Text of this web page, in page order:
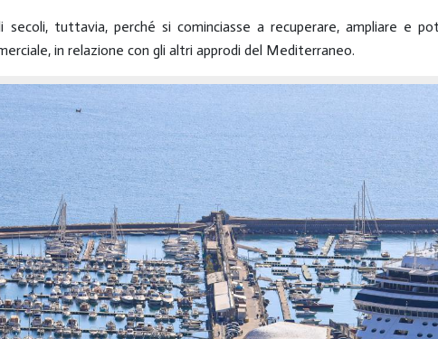
secoli, tuttavia, perché si cominciasse a recuperare, ampliare e
in relazione con gli altri approdi del Mediterraneo.